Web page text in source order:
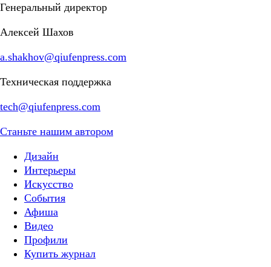
Генеральный директор
Алексей Шахов
a.shakhov@qiufenpress.com
Техническая поддержка
tech@qiufenpress.com
Станьте нашим автором
Дизайн
Интерьеры
Искусство
События
Афиша
Видео
Профили
Купить журнал